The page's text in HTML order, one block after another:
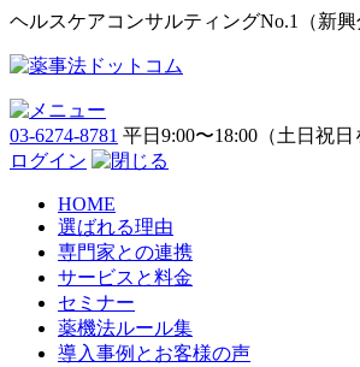
ヘルスケアコンサルティングNo.1（新興
03-6274-8781 平日9:00〜18:00（土日祝日
ログイン
HOME
選ばれる理由
専門家との連携
サービスと料金
セミナー
薬機法ルール集
導入事例とお客様の声